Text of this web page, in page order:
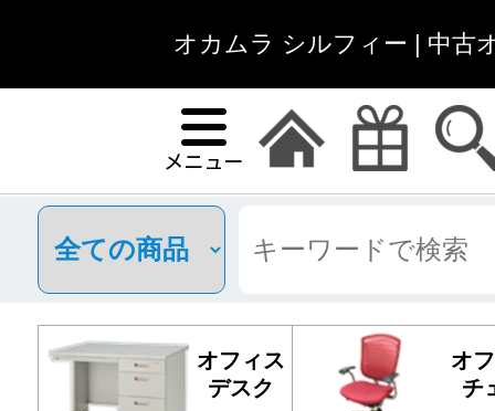
オカムラ シルフィー | 中古
オフィス
デスク
オ
チ